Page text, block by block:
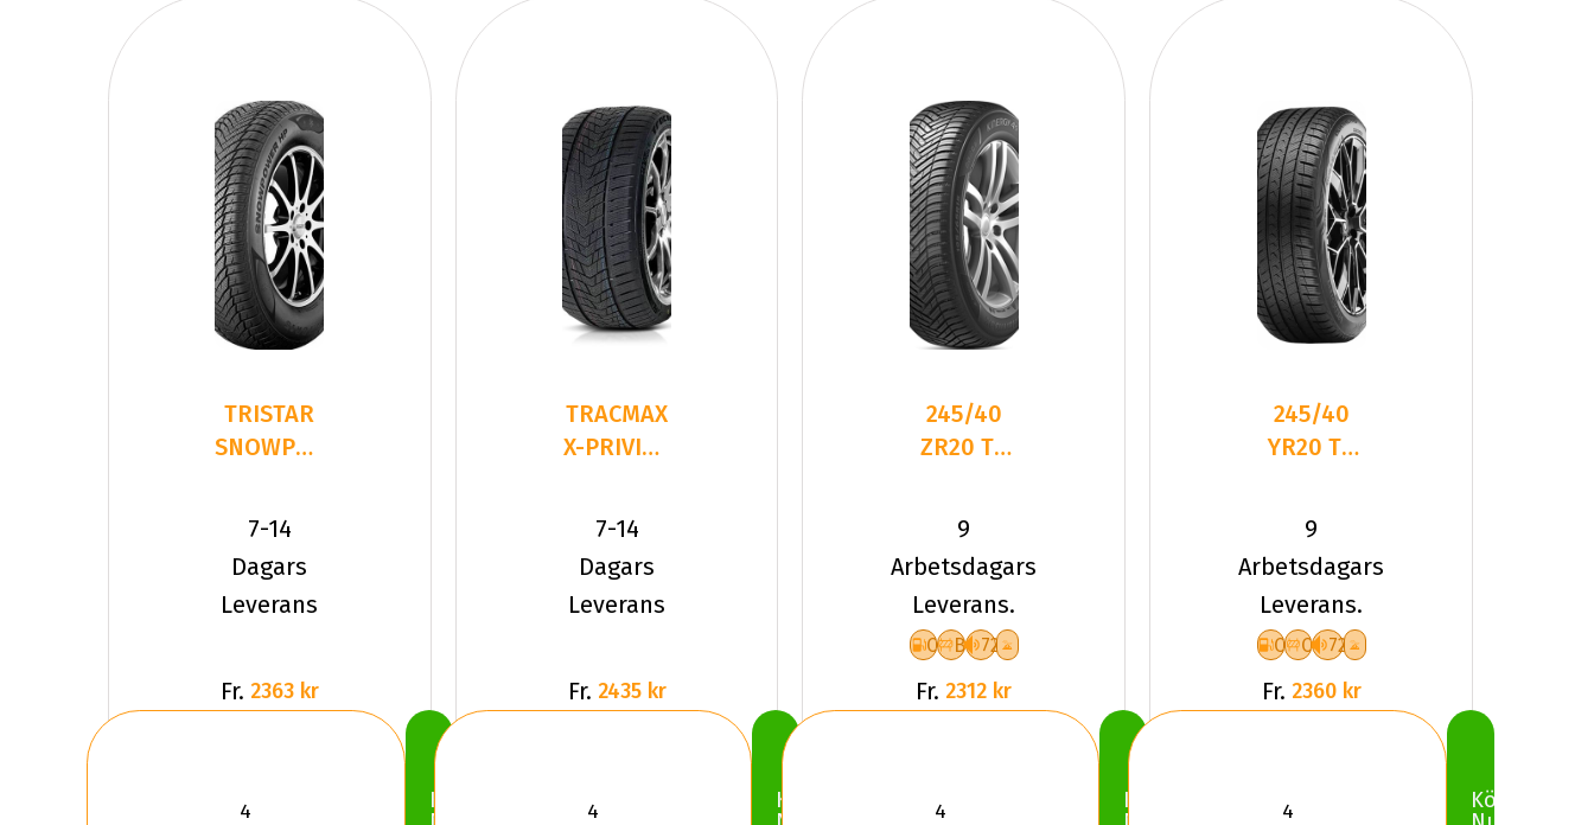
TRISTAR
SNOWPOWER
245/40R20
99 V XL
7-14
Dagars
Leverans
Fr. 2363 kr
Köp
TRACMAX
X-PRIVILO
245/40R20
99 V XL
7-14
Dagars
Leverans
Fr. 2435 kr
Köp
245/40
ZR20 TL
H750
KINERGY
4S2 XL
9
Arbetsdagars
Leverans.
C B 72
Fr. 2312 kr
Köp
245/40
YR20 TL
QUATRAC
PRO+ XL
9
Arbetsdagars
Leverans.
C C 72
Fr. 2360 kr
Köp